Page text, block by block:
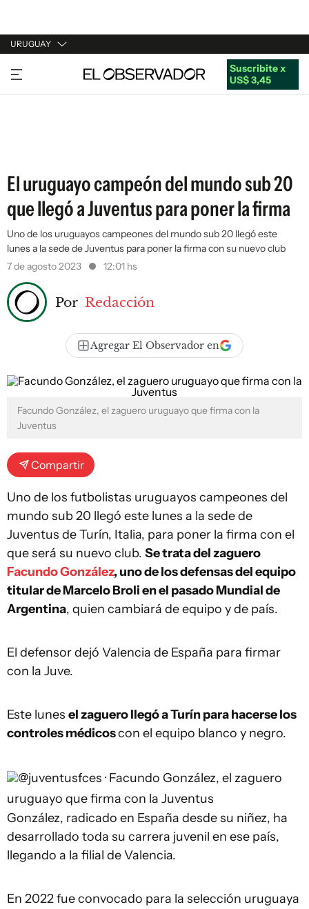
URUGUAY
URUGUAY
ARGENTINA
Suscribite x
US$ 3,45
El uruguayo campeón del mundo sub 20
que llegó a Juventus para poner la firma
Uno de los uruguayos campeones del mundo sub 20 llegó este
lunes a la sede de Juventus para poner la firma con su nuevo club
7 de agosto 2023
12:01 hs
Por Redacción
Agregar El Observador en
Facundo González, el zaguero uruguayo que firma con la
Juventus
Compartir
Uno de los futbolistas uruguayos campeones del
mundo sub 20 llegó este lunes a la sede de
Juventus de Turín, Italia, para poner la firma con el
que será su nuevo club. Se trata del zaguero
Facundo González, uno de los defensas del equipo
titular de Marcelo Broli en el pasado Mundial de
Argentina, quien cambiará de equipo y de país.
El defensor dejó Valencia de España para firmar
con la Juve.
Este lunes el zaguero llegó a Turín para hacerse los
controles médicoscon el equipo blanco y negro.
@juventusfces · Facundo González, el zaguero
uruguayo que firma con la Juventus
González, radicado en España desde su niñez, ha
desarrollado toda su carrera juvenil en ese país,
llegando a la filial de Valencia.
En 2022 fue convocado para la selección uruguaya